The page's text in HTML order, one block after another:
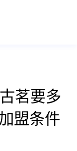
茗要多
盟条件